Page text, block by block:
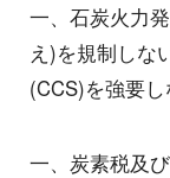
一、石炭火力
え)を規制しな
(CCS)を強要し
一、炭素税及